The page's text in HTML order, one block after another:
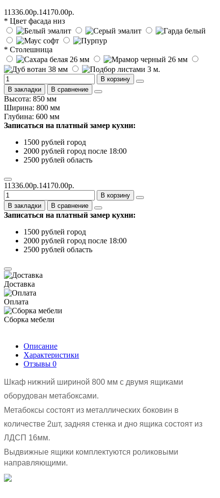
11336.00р.14170.00р.
* Цвет фасада низ
* Столешница
В корзину
В закладки
В сравнение
Высота: 850 мм
Ширина: 800 мм
Глубина: 600 мм
Записаться на платный замер кухни:
1500 рублей город
2000 рублей город после 18:00
2500 рублей область
11336.00р.14170.00р.
В корзину
В закладки
В сравнение
Записаться на платный замер кухни:
1500 рублей город
2000 рублей город после 18:00
2500 рублей область
Доставка
Оплата
Сборка мебели
Описание
Характеристики
Отзывы 0
Шкаф нижний шириной 800 мм с двумя ящиками
оборудован метабоксами.
Метабоксы состоят из металлических боковин в
количестве 2шт, задняя стенка и дно ящика состоят из
ЛДСП 16мм.
Выдвижные ящики комплектуются роликовыми
направляющими.